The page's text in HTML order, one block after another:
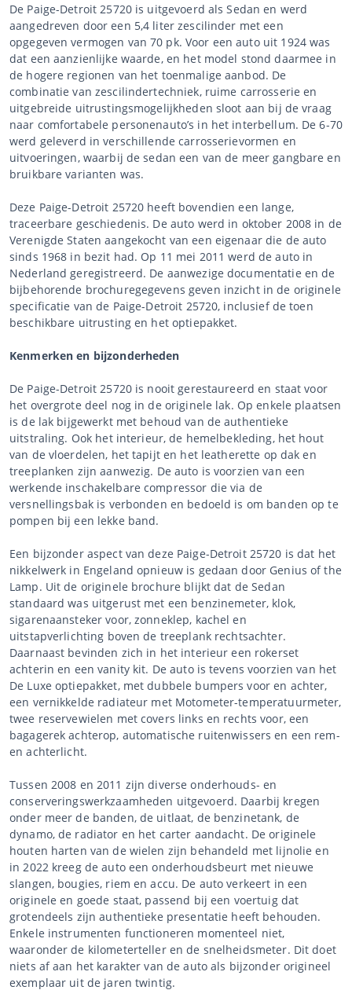
De Paige-Detroit 25720 is uitgevoerd als Sedan en werd
aangedreven door een 5,4 liter zescilinder met een
opgegeven vermogen van 70 pk. Voor een auto uit 1924 was
dat een aanzienlijke waarde, en het model stond daarmee in
de hogere regionen van het toenmalige aanbod. De
combinatie van zescilindertechniek, ruime carrosserie en
uitgebreide uitrustingsmogelijkheden sloot aan bij de vraag
naar comfortabele personenauto’s in het interbellum. De 6-70
werd geleverd in verschillende carrosserievormen en
uitvoeringen, waarbij de sedan een van de meer gangbare en
bruikbare varianten was.
Deze Paige-Detroit 25720 heeft bovendien een lange,
traceerbare geschiedenis. De auto werd in oktober 2008 in de
Verenigde Staten aangekocht van een eigenaar die de auto
sinds 1968 in bezit had. Op 11 mei 2011 werd de auto in
Nederland geregistreerd. De aanwezige documentatie en de
bijbehorende brochuregegevens geven inzicht in de originele
specificatie van de Paige-Detroit 25720, inclusief de toen
beschikbare uitrusting en het optiepakket.
Kenmerken en bijzonderheden
De Paige-Detroit 25720 is nooit gerestaureerd en staat voor
het overgrote deel nog in de originele lak. Op enkele plaatsen
is de lak bijgewerkt met behoud van de authentieke
uitstraling. Ook het interieur, de hemelbekleding, het hout
van de vloerdelen, het tapijt en het leatherette op dak en
treeplanken zijn aanwezig. De auto is voorzien van een
werkende inschakelbare compressor die via de
versnellingsbak is verbonden en bedoeld is om banden op te
pompen bij een lekke band.
Een bijzonder aspect van deze Paige-Detroit 25720 is dat het
nikkelwerk in Engeland opnieuw is gedaan door Genius of the
Lamp. Uit de originele brochure blijkt dat de Sedan
standaard was uitgerust met een benzinemeter, klok,
sigarenaansteker voor, zonneklep, kachel en
uitstapverlichting boven de treeplank rechtsachter.
Daarnaast bevinden zich in het interieur een rokerset
achterin en een vanity kit. De auto is tevens voorzien van het
De Luxe optiepakket, met dubbele bumpers voor en achter,
een vernikkelde radiateur met Motometer-temperatuurmeter,
twee reservewielen met covers links en rechts voor, een
bagagerek achterop, automatische ruitenwissers en een rem-
en achterlicht.
Tussen 2008 en 2011 zijn diverse onderhouds- en
conserveringswerkzaamheden uitgevoerd. Daarbij kregen
onder meer de banden, de uitlaat, de benzinetank, de
dynamo, de radiator en het carter aandacht. De originele
houten harten van de wielen zijn behandeld met lijnolie en
in 2022 kreeg de auto een onderhoudsbeurt met nieuwe
slangen, bougies, riem en accu. De auto verkeert in een
originele en goede staat, passend bij een voertuig dat
grotendeels zijn authentieke presentatie heeft behouden.
Enkele instrumenten functioneren momenteel niet,
waaronder de kilometerteller en de snelheidsmeter. Dit doet
niets af aan het karakter van de auto als bijzonder origineel
exemplaar uit de jaren twintig.